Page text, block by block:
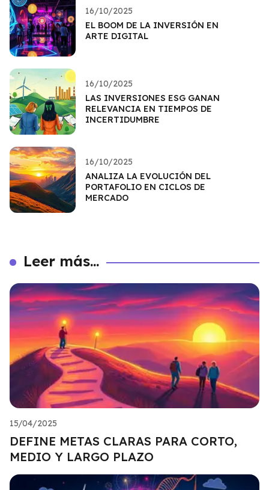
16/10/2025
EL BOOM DE LA INVERSIÓN EN
ARTE DIGITAL
16/10/2025
LAS INVERSIONES ESG GANAN
RELEVANCIA EN TIEMPOS DE
INCERTIDUMBRE
16/10/2025
ANALIZA LA EVOLUCIÓN DEL
PORTAFOLIO EN CICLOS DE
MERCADO
Leer más...
15/04/2025
DEFINE METAS CLARAS PARA CORTO,
MEDIO Y LARGO PLAZO